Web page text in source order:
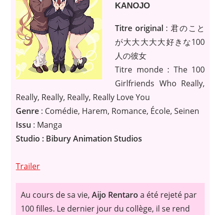
KANOJO
Titre original: 君のこと
が大大大大大好きな100
人の彼女
Titre monde : The 100
Girlfriends Who Really,
Really, Really, Really, Really Love You
Genre : Comédie, Harem, Romance, École, Seinen
Issu : Manga
Studio : Bibury Animation Studios
Trailer
Au cours de sa vie,Aijo Rentaro a été rejeté par
100 filles. Le dernier jour du collège, il se rend